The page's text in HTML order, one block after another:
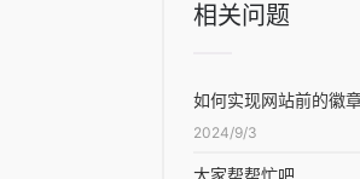
相关问题
如何实现网站前的徽
2024/9/3
大家帮帮忙吧